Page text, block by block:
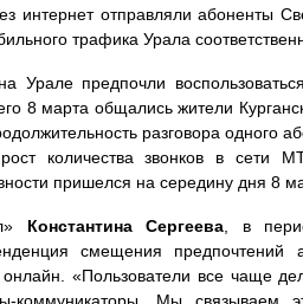
интернет отправляли абоненты
трафика Урала
предпочли
8 марта общались жители
разговора одного
количества звонков в сети
пришелся на середину дня 8
Константина Сергеева , в
смещения предпочтений
«Пользователи все чаще